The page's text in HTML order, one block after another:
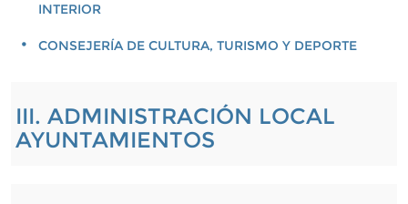
INTERIOR
CONSEJERÍA DE CULTURA, TURISMO Y DEPORTE
III. ADMINISTRACIÓN LOCAL
AYUNTAMIENTOS